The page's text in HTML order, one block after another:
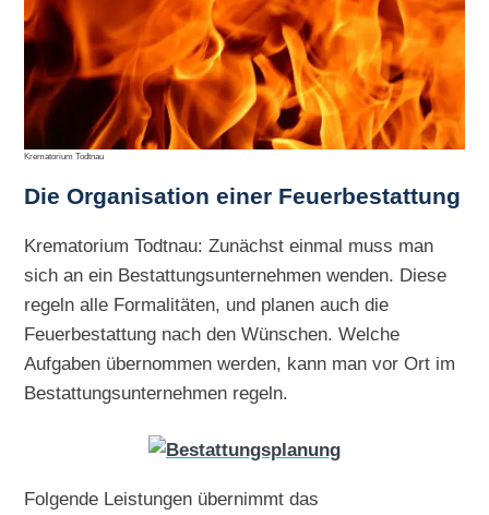
Krematorium Todtnau
Die Organisation einer Feuerbestattung
Krematorium Todtnau: Zunächst einmal muss man
sich an ein Bestattungsunternehmen wenden. Diese
regeln alle Formalitäten, und planen auch die
Feuerbestattung nach den Wünschen. Welche
Aufgaben übernommen werden, kann man vor Ort im
Bestattungsunternehmen regeln.
Folgende Leistungen übernimmt das